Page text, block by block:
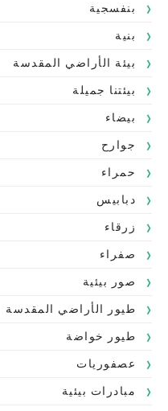
بنفسجية
بنية
بيئة الأراضي المقدسة
بيئتنا جميلة
بيضاء
جوارح
حمراء
دبابيس
زرقاء
صفراء
صور بيئية
طيور الأراضي المقدسة
طيور خواضة
عصفوريات
مبادرات بيئية